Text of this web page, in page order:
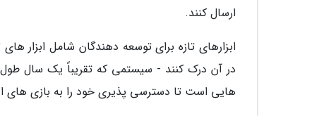
ارسال کنند.
ابزارهای تازه برای توسعه دهندگان شامل
در آن درک کنند - سیستمی که تقریباً یک سال طول
هایی است تا دسترسی پذیری خود را به بازی های